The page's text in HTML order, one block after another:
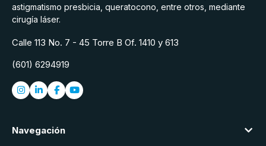
astigmatismo presbicia, queratocono, entre otros, mediante
cirugía láser.
Calle 113 No. 7 - 45 Torre B Of. 1410 y 613
(601) 6294919
Navegación